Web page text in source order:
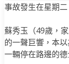
事故發生在星期
蘇秀玉（49歲，
的一聲巨響，本
一輛停在路邊的德